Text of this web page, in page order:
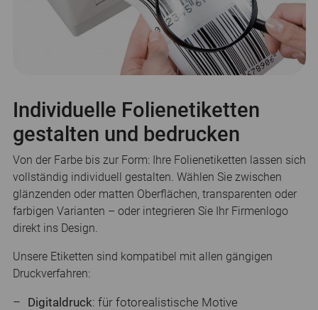
Individuelle Folienetiketten
gestalten und bedrucken
Von der Farbe bis zur Form: Ihre Folienetiketten lassen sich
vollständig individuell gestalten. Wählen Sie zwischen
glänzenden oder matten Oberflächen, transparenten oder
farbigen Varianten – oder integrieren Sie Ihr Firmenlogo
direkt ins Design.
Unsere Etiketten sind kompatibel mit allen gängigen
Druckverfahren:
Digitaldruck: für fotorealistische Motive